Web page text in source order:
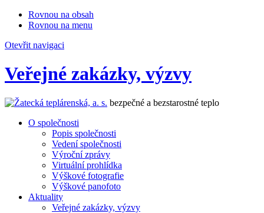
Rovnou na obsah
Rovnou na menu
Otevřit navigaci
Veřejné zakázky, výzvy
bezpečné a bezstarostné teplo
O společnosti
Popis společnosti
Vedení společnosti
Výroční zprávy
Virtuální prohlídka
Výškové fotografie
Výškové panofoto
Aktuality
Veřejné zakázky, výzvy